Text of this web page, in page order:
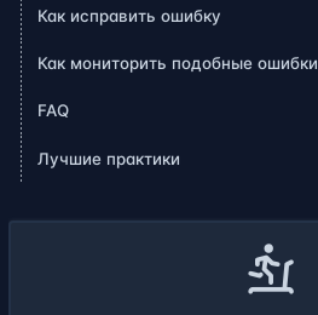
Как исправить ошибку
Как мониторить подобные ошибки
FAQ
Лучшие практики